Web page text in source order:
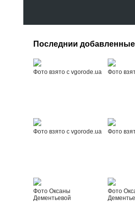
Последнии
Фото взято с vgorode.ua Фото
Фото взято с vgorode.ua Фото
Фото Оксаны
Дементьевой
Фото